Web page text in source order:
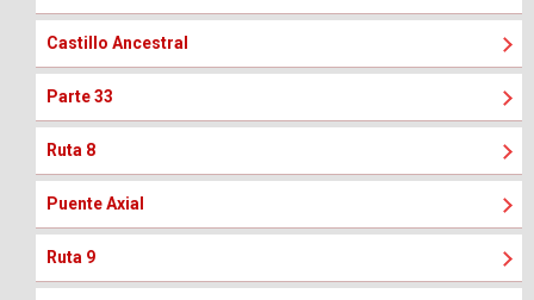
Castillo Ancestral
Parte 33
Ruta 8
Puente Axial
Ruta 9